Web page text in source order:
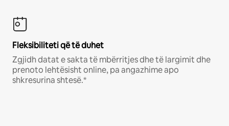
Fleksibiliteti që të duhet
Zgjidh datat e sakta të mbërritjes dhe të largimit dhe
prenoto lehtësisht online, pa angazhime apo
shkresurina shtesë.*